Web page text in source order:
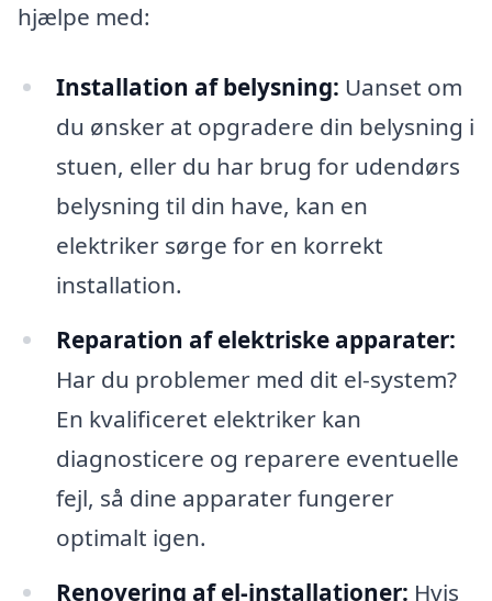
hjælpe med:
Installation af belysning: Uanset om
du ønsker at opgradere din belysning i
stuen, eller du har brug for udendørs
belysning til din have, kan en
elektriker sørge for en korrekt
installation.
Reparation af elektriske apparater:
Har du problemer med dit el-system?
En kvalificeret elektriker kan
diagnosticere og reparere eventuelle
fejl, så dine apparater fungerer
optimalt igen.
Renovering af el-installationer: Hvis